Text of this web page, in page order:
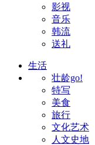
影视
音乐
韩流
送礼
生活
壮龄go!
特写
美食
旅行
文化艺术
人文史地